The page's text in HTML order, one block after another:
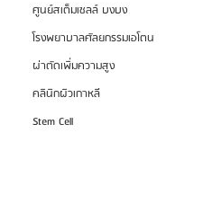
ศูนย์สเต็มเซลล์ บงบง
โรงพยาบาลศัลยกรรมเอโตน
ผ่าตัดเพิ่มความสูง
คลินิกผิวเกาหลี
Stem Cell